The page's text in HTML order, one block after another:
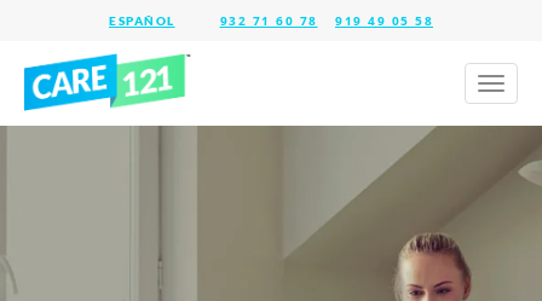
932 71 60 78 919 49 05 58
Toggle